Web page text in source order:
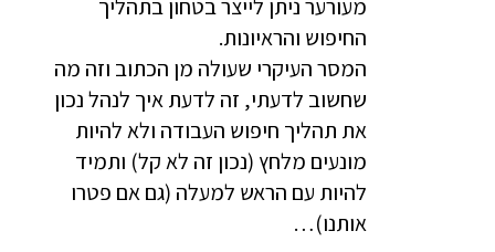
מעורער ניתן לייצר בטחון בתהליך
החיפוש והראיונות.
המסר העיקרי שעולה מן הכתוב וזה מה
שחשוב לדעתי, זה לדעת איך לנהל נכון
את תהליך חיפוש העבודה ולא להיות
מונעים מלחץ (נכון זה לא קל) ותמיד
להיות עם הראש למעלה (גם אם פטרו
אותנו)…